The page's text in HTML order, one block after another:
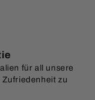
für all unsere
Zufriedenheit zu